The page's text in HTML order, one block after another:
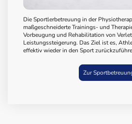
Die Sportlerbetreuung in der
maßgeschneiderte Trainings- und
Vorbeugung und Rehabilitation von
Leistungssteigerung. Das Ziel ist es,
effektiv wieder in den Sport
Zur